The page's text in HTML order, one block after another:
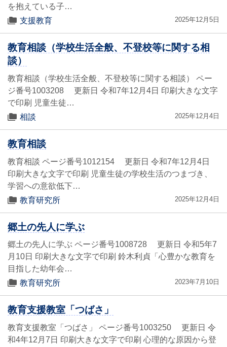
を抱えている子…
支援教育
2025年12月5日
教育相談（学校生活全般、不登校等に関する相
談）
教育相談（学校生活全般、不登校等に関する相談） ペー
ジ番号1003208 更新日 令和7年12月4日 印刷大きな文字
で印刷 児童生徒…
相談
2025年12月4日
教育相談
教育相談 ページ番号1012154 更新日 令和7年12月4日
印刷大きな文字で印刷 児童生徒の学校生活のつまづき、
学習への意欲低下…
教育研究所
2025年12月4日
郷土の先人に学ぶ
郷土の先人に学ぶ ページ番号1008728 更新日 令和5年7
月10日 印刷大きな文字で印刷 鈴木利貞「心豊かな教育を
目指した幼年会…
教育研究所
2023年7月10日
教育支援教室「つばさ」
教育支援教室「つばさ」 ページ番号1003250 更新日 令
和4年12月7日 印刷大きな文字で印刷 心理的な原因から登